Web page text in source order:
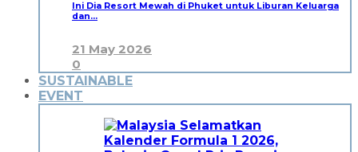
Ini Dia Resort Mewah di Phuket untuk Liburan Keluarga
dan…
21 May 2026
0
SUSTAINABLE
EVENT